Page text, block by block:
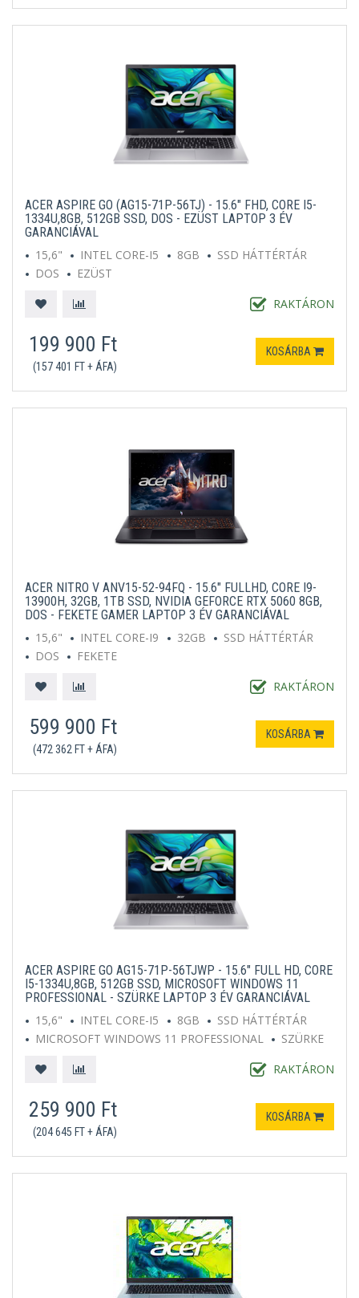
ACER ASPIRE GO (AG15-71P-56TJ) - 15.6" FHD, CORE I5-
1334U,8GB, 512GB SSD, DOS - EZÜST LAPTOP 3 ÉV
GARANCIÁVAL
15,6"
INTEL CORE-I5 8GB
SSD HÁTTÉRTÁR
DOS
EZÜST
RAKTÁRON
199 900 Ft
(157 401 FT + ÁFA)
KOSÁRBA
ACER NITRO V ANV15-52-94FQ - 15.6" FULLHD, CORE I9-
13900H, 32GB, 1TB SSD, NVIDIA GEFORCE RTX 5060 8GB,
DOS - FEKETE GAMER LAPTOP 3 ÉV GARANCIÁVAL
15,6"
INTEL CORE-I9 32GB
SSD HÁTTÉRTÁR
DOS
FEKETE
RAKTÁRON
599 900 Ft
(472 362 FT + ÁFA)
KOSÁRBA
ACER ASPIRE GO AG15-71P-56TJWP - 15.6" FULL HD, CORE
I5-1334U,8GB, 512GB SSD, MICROSOFT WINDOWS 11
PROFESSIONAL - SZÜRKE LAPTOP 3 ÉV GARANCIÁVAL
15,6"
INTEL CORE-I5 8GB
SSD HÁTTÉRTÁR
MICROSOFT WINDOWS 11 PROFESSIONAL
SZÜRKE
RAKTÁRON
259 900 Ft
(204 645 FT + ÁFA)
KOSÁRBA